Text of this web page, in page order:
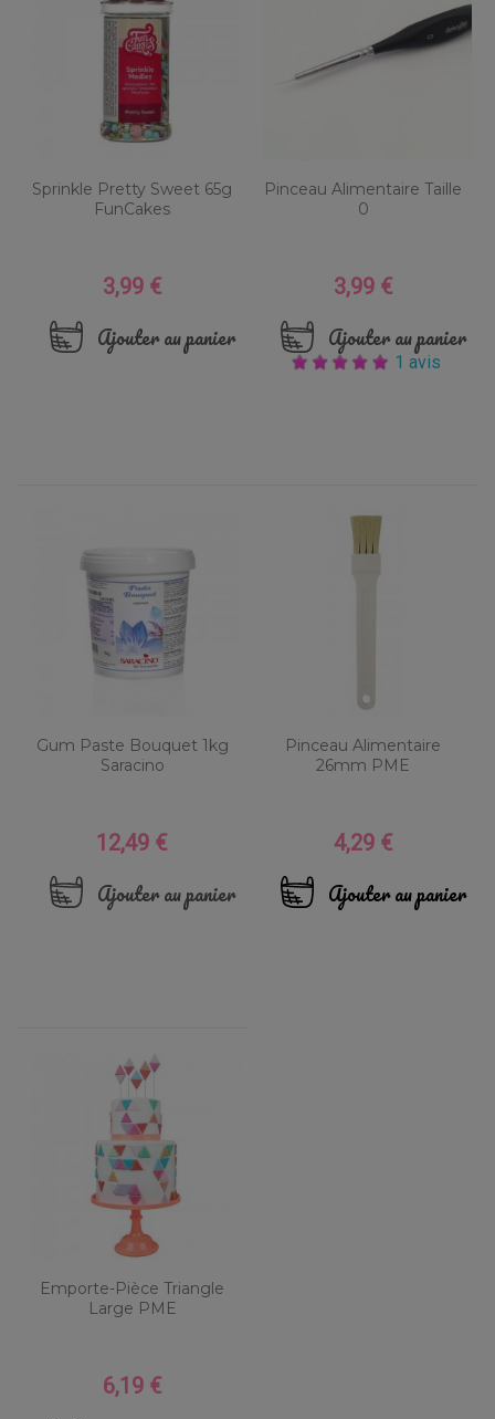
Sprinkle Pretty Sweet 65g
FunCakes
Prix
3,99 €
Ajouter au panier
Pinceau Alimentaire Taille
0
Prix
3,99 €
Ajouter au panier
1 avis
Gum Paste Bouquet 1kg
Saracino
Prix
12,49 €
Ajouter au panier
Pinceau Alimentaire
26mm PME
Prix
4,29 €
Ajouter au panier
Emporte-Pièce Triangle
Large PME
Prix
6,19 €